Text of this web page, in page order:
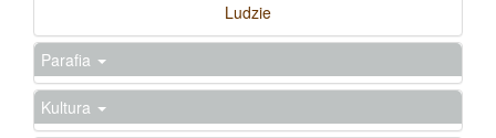
Ludzie
Parafia
Kultura